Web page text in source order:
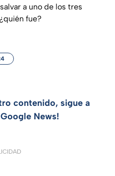
a uno de los tres
fue?
contenido, sigue a
News!